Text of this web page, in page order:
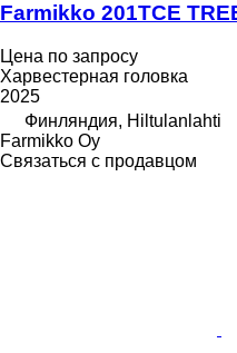
Farmikko 201TCE
Цена по запросу
Харвестерная головка
2025
Финляндия, Hiltulanlahti
Farmikko Oy
Связаться с продавцом